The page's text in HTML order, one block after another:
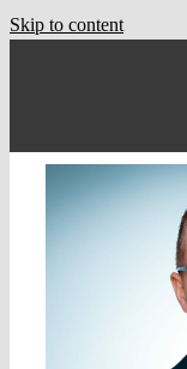
Skip to content